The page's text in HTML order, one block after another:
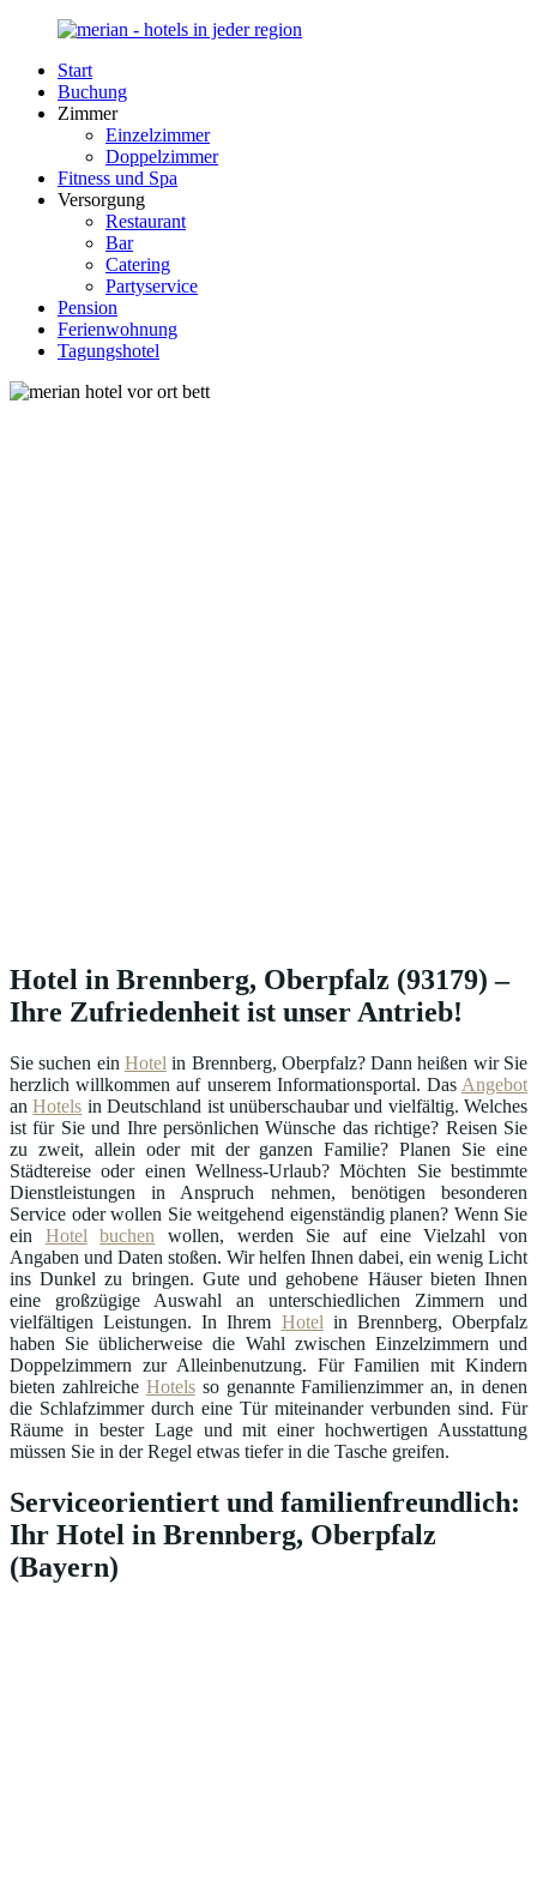
Zurück
Inhalt
Merian-
Hotel.de
Portal
Unterkunft
Deutschland
Start
Buchung
Zimmer
Einzelzimmer
Doppelzimmer
Fitness und Spa
Versorgung
Restaurant
Bar
Catering
Partyservice
Pension
Ferienwohnung
Tagungshotel
Hotel in Brennberg, Oberpfalz (93179) –
Ihre Zufriedenheit ist unser Antrieb!
Sie suchen ein Hotel in Brennberg, Oberpfalz? Dann heißen wir Sie
herzlich willkommen auf unserem Informationsportal. Das Angebot
anHotels in Deutschland ist unüberschaubar und vielfältig. Welches
ist für Sie und Ihre persönlichen Wünsche das richtige? Reisen Sie
zu zweit, allein oder mit der ganzen Familie? Planen Sie eine
Städtereise oder einen Wellness-Urlaub? Möchten Sie bestimmte
Dienstleistungen in Anspruch nehmen, benötigen besonderen
Service oder wollen Sie weitgehend eigenständig planen? Wenn Sie
ein Hotel buchen wollen, werden Sie auf eine Vielzahl von
Angaben und Daten stoßen. Wir helfen Ihnen dabei, ein wenig Licht
ins Dunkel zu bringen. Gute und gehobene Häuser bieten Ihnen
eine großzügige Auswahl an unterschiedlichen Zimmern und
vielfältigen Leistungen. In Ihrem Hotel in Brennberg, Oberpfalz
haben Sie üblicherweise die Wahl zwischen Einzelzimmern und
Doppelzimmern zur Alleinbenutzung. Für Familien mit Kindern
bieten zahlreiche Hotelsso genannte Familienzimmer an, in denen
die Schlafzimmer durch eine Tür miteinander verbunden sind. Für
Räume in bester Lage und mit einer hochwertigen Ausstattung
müssen Sie in der Regel etwas tiefer in die Tasche greifen.
Serviceorientiert und familienfreundlich:
Ihr Hotel in Brennberg, Oberpfalz
(Bayern)